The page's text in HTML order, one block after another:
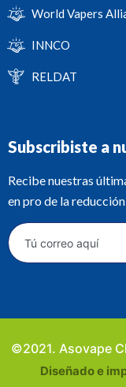
World Vapers
INNCO
RELDAT
Subscribiste a
Recibe nuestras
en pro de la
©2021. Asovape
Diseñado e